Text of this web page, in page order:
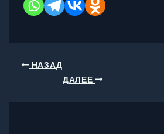
НАЗАД
ДАЛЕЕ